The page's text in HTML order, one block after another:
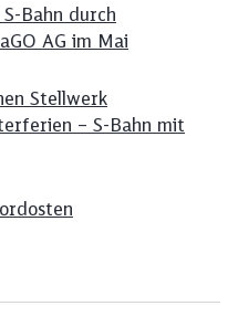
Bahn durch
AG im Mai
Stellwerk
– S-Bahn mit